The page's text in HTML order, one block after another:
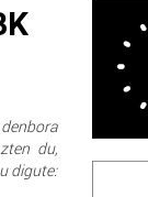
du,
digute: